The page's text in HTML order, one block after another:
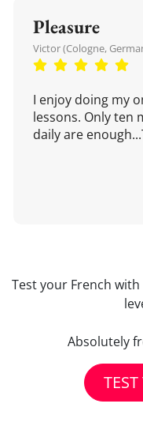
Pleasure
Victor (Cologne,
I enjoy doing my
lessons. Only ten
daily are
Test your French
Absolutely